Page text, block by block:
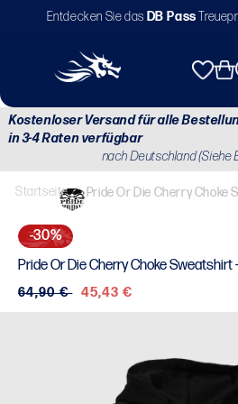
zumEntdecken Sie das DB Pass
Kostenloser Versand für alle
in 3-4 Raten verfügbar
nach Deutschland (Siehe
Startseite / Pride Or Die Cherry Choke
-30%
Pride Or Die Cherry Choke Sweatshirt
Normaler
64,90 € Verkaufspreis
45,43 €